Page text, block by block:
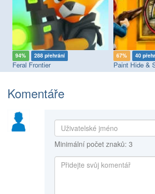
94% 288 přehrání
Feral Frontier
67% 40
Paint Hide &
Komentáře
Minimální počet znaků: 3